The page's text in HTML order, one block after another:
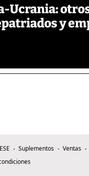
Ucrania:
y
Suplementos Ventas